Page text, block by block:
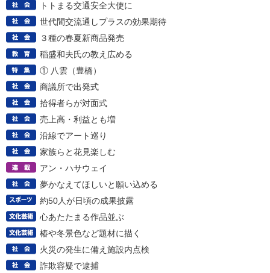
トトまる交通安全大使に
世代間交流通しプラスの効果期待
３種の春夏新商品発売
稲盛和夫氏の教え広める
① 八雲（豊橋）
商議所で出発式
拾得者らが対面式
売上高・利益とも増
沿線でアート巡り
家族らと花見楽しむ
アン・ハサウェイ
夢かなえてほしいと願い込める
約50人が日頃の成果披露
心あたたまる作品並ぶ
椿や冬景色など題材に描く
火災の発生に備え施設内点検
詐欺容疑で逮捕